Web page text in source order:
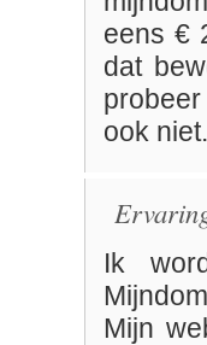
eens €
dat
ook niet.
Ik
Mijn